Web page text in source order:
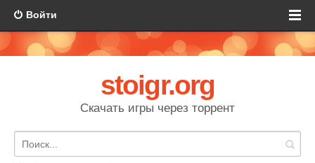
Войти
stoigr.org
Скачать игры через торрент